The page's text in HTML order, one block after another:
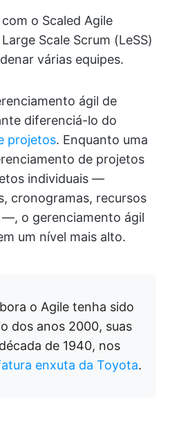
o Scaled Agile
Scale Scrum (LeSS)
várias equipes.
ágil de
diferenciá-lo do
projetos. Enquanto uma
de projetos
individuais —
cronogramas, recursos
—, o gerenciamento ágil
um nível mais alto.
o Agile tenha sido
dos anos 2000, suas
de 1940, nos
enxuta da Toyota.